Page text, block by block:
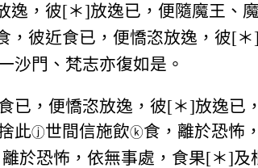
逸，彼[＊]放逸已，便隨魔王、
，彼近食已，便憍恣放逸，彼[＊
沙門、梵志亦復如是。
已，便憍恣放逸，彼[＊]放逸已
此ⓙ世間信施飲ⓚ食，離於恐怖
於恐怖，依無事處，食果[＊]及